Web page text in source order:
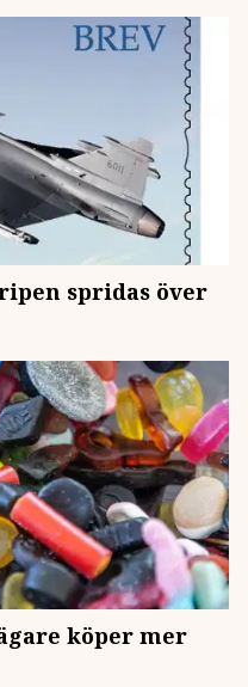
spridas över
köper mer